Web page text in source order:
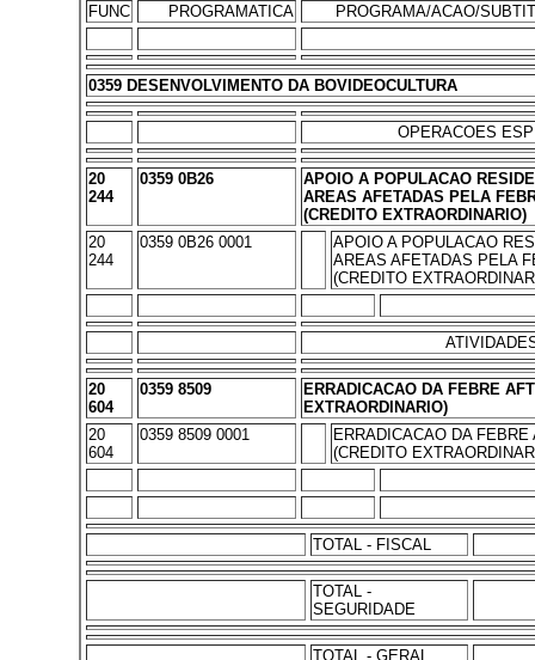
FUNC PROGRAMATICA PROGRAMA/ACAO/
0359 DESENVOLVIMENTO DA BOVIDEOCULTURA
OPERACOES
20
244
0359 0B26
APOIO A POPULACAO
AREAS AFETADAS PELA
(CREDITO EXTRAORDINARIO)
20
244
0359 0B26 0001
APOIO A POPULACAO
AREAS AFETADAS PELA
(CREDITO
20
604
0359 8509
ERRADICACAO DA FEBRE
EXTRAORDINARIO)
20
604
0359 8509 0001
ERRADICACAO DA FEBRE
(CREDITO
TOTAL - FISCAL
TOTAL -
SEGURIDADE
TOTAL - GERAL